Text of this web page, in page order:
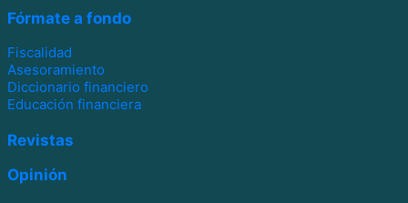
Fórmate a fondo
Fiscalidad
Asesoramiento
Diccionario financiero
Educación financiera
Revistas
Opinión